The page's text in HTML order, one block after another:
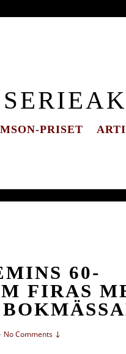
PRISET
60-
FIRAS
No Comments ↓